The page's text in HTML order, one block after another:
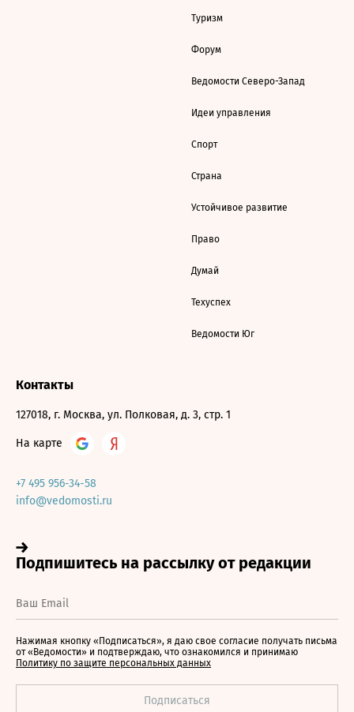
Туризм
Форум
Ведомости Северо-Запад
Идеи управления
Спорт
Страна
Устойчивое развитие
Право
Думай
Техуспех
Ведомости Юг
Контакты
127018, г. Москва, ул. Полковая, д. 3, стр. 1
На карте
+7 495 956-34-58
info@vedomosti.ru
Нажимая кнопку «Подписаться», я даю свое согласие получать письма
от «Ведомости» и подтверждаю, что ознакомился и принимаю
Политику по защите персональных данных